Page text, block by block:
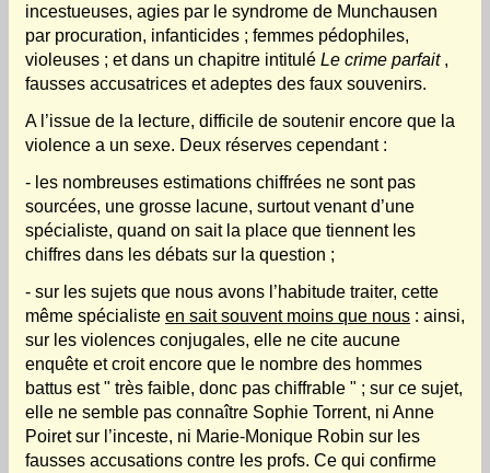
incestueuses, agies par le syndrome de Munchausen
par procuration, infanticides ; femmes pédophiles,
violeuses ; et dans un chapitre intitulé Le crime parfait,
fausses accusatrices et adeptes des faux souvenirs.
A l’issue de la lecture, difficile de soutenir encore que la
violence a un sexe. Deux réserves cependant :
- les nombreuses estimations chiffrées ne sont pas
sourcées, une grosse lacune, surtout venant d’une
spécialiste, quand on sait la place que tiennent les
chiffres dans les débats sur la question ;
- sur les sujets que nous avons l’habitude traiter, cette
même spécialiste en sait souvent moins que nous : ainsi,
sur les violences conjugales, elle ne cite aucune
enquête et croit encore que le nombre des hommes
battus est " très faible, donc pas chiffrable " ; sur ce sujet,
elle ne semble pas connaître Sophie Torrent, ni Anne
Poiret sur l’inceste, ni Marie-Monique Robin sur les
fausses accusations contre les profs. Ce qui confirme